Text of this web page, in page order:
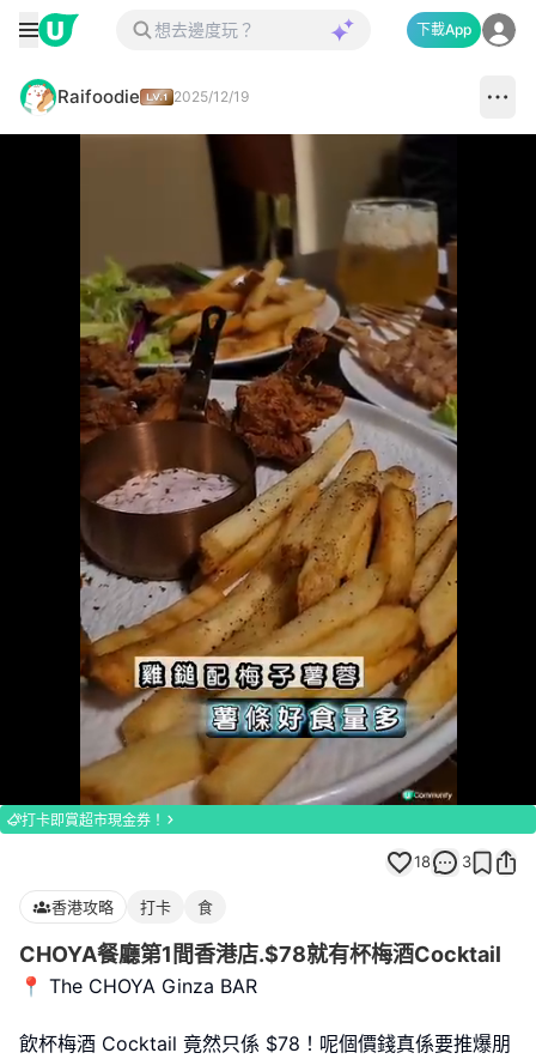
下載App
Raifoodie 2025/12/19
Loaded
100.00%
打卡即賞超市現金券！
18 3
香港攻略 打卡 食
CHOYA餐廳第1間香港店.$78就有杯梅酒Cocktail
📍 The CHOYA Ginza BAR
飲杯梅酒 Cocktail 竟然只係 $78！呢個價錢真係要推爆朋